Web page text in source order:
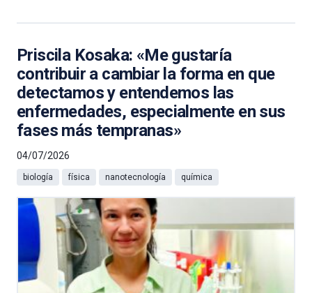
Priscila Kosaka: «Me gustaría
contribuir a cambiar la forma en que
detectamos y entendemos las
enfermedades, especialmente en sus
fases más tempranas»
04/07/2026
biología física nanotecnología química